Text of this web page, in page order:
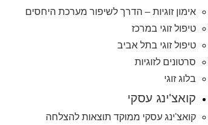
אימון זוגיות – הדרך לשיפור מערכת היחסים
טיפול זוגי במרכז
טיפול זוגי בתל אביב
סרטונים לזוגיות
בלוג זוגי
קואצ'ינג עסקי
קואצ'ינג עסקי ממוקד תוצאות להצלחה